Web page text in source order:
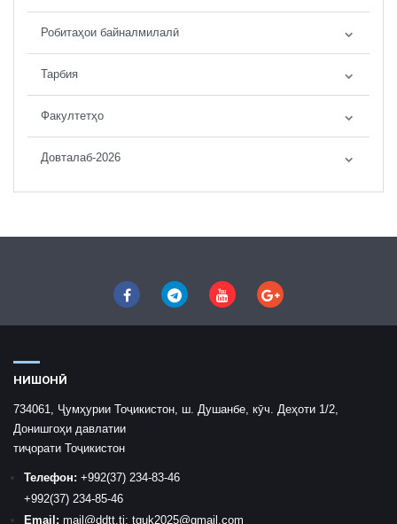
Робитаҳои байналмилалӣ
Тарбия
Факултетҳо
Довталаб-2026
НИШОНӢ
734061, Ҷумҳурии Тоҷикистон, ш. Душанбе, кӯч. Деҳоти 1/2,
Донишгоҳи давлатии
тиҷорати Тоҷикистон
Телефон: +992(37) 234-83-46
+992(37) 234-85-46
Email: mail @ddtt.tj; tguk2025@gmail.com